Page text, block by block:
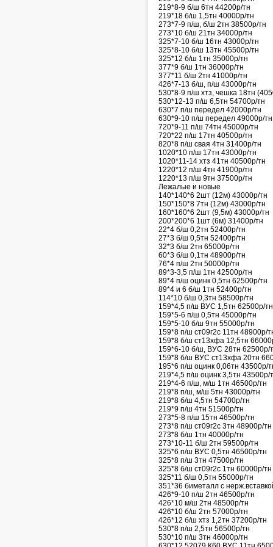
219*8-9 б/ш 6тн 44200р/тн
219*18 б/ш 1,5тн 40000р/тн
273*7-9 п/ш, б/ш 2тн 38500р/тн
273*10 б/ш 21тн 34000р/тн
325*7-10 б/ш 16тн 43000р/тн
325*8-10 б/ш 13тн 45500р/тн
325*12 б/ш 1тн 35000р/тн
377*9 б/ш 1тн 36000р/тн
377*11 б/ш 2тн 41000р/тн
426*7-13 б/ш, п/ш 43000р/тн
530*8-9 п/ш хтз, чешка 18тн
530*12-13 п/ш 6,5тн 54700р/тн
630*7 п/ш передел 42000р/тн
630*9-10 п/ш передел 49000р/тн
720*9-11 п/ш 74тн 45000р/тн
720*22 п/ш 17тн 40500р/тн
820*8 п/ш свая 4тн 31400р/тн
1020*10 п/ш 17тн 43000р/тн
1020*11-14 хтз 41тн 40500р/тн
1220*12 п/ш 4тн 41900р/тн
1220*13 п/ш 9тн 37500р/тн
Лежалые и новые
140*140*6 2шт (12м) 43000р/тн
150*150*8 7тн (12м) 43000р/тн
160*160*6 2шт (9,5м) 43000р/тн
200*200*6 1шт (6м) 31400р/тн
22*4 б/ш 0,2тн 52400р/тн
27*3 б/ш 0,5тн 52400р/тн
32*3 б/ш 2тн 65000р/тн
60*3 б/ш 0,1тн 48900р/тн
76*4 п/ш 2тн 50000р/тн
89*3-3,5 п/ш 1тн 42500р/тн
89*4 п/ш оцинк 0,5тн 62500р/тн
89*4 и 6 б/ш 1тн 52400р/тн
114*10 б/ш 0,3тн 58500р/тн
159*4,5 п/ш ВУС 1,5тн 62500р/тн
159*5-6 п/ш 0,5тн 45000р/тн
159*5-10 б/ш 9тн 55000р/тн
159*8 п/ш ст09г2с 11тн 48900р/
159*8 б/ш ст13хфа 12,5тн
159*6-10 б/ш, ВУС 28тн 62500р/
159*8 б/ш ВУС ст13хфа 20тн
195*6 п/ш оцинк 0,06тн 43500р/
219*4,5 п/ш оцинк 3,5тн 43500р/
219*4-6 п/ш, м/ш 1тн 46500р/тн
219*8 п/ш, м/ш 5тн 43000р/тн
219*8 б/ш 4,5тн 54700р/тн
219*9 п/ш 4тн 51500р/тн
273*5-8 п/ш 15тн 46500р/тн
273*8 п/ш ст09г2с 3тн 48900р/тн
273*8 б/ш 1тн 40000р/тн
273*10-11 б/ш 2тн 59500р/тн
325*6 п/ш ВУС 0,5тн 46500р/тн
325*8 п/ш 3тн 47500р/тн
325*8 б/ш ст09г2с 1тн 60000р/тн
325*11 б/ш 0,5тн 55000р/тн
351*36 биметалл с
426*9-10 п/ш 2тн 46500р/тн
426*10 м/ш 2тн 48500р/тн
426*10 б/ш 2тн 57000р/тн
426*12 б/ш хтз 1,2тн 37200р/тн
530*8 п/ш 2,5тн 56500р/тн
530*10 п/ш 3тн 46000р/тн